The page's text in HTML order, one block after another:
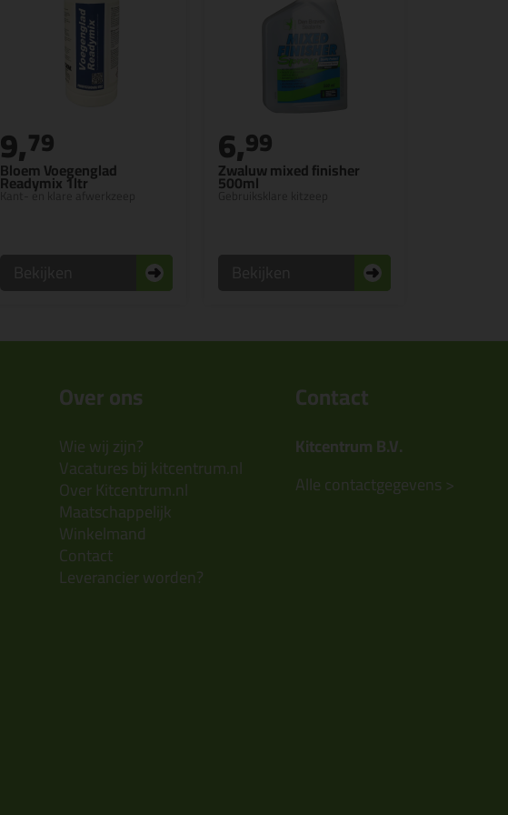
Bloem Voegenglad
Readymix 1ltr
Kant- en klare afwerkzeep
9,79
Zwaluw mixed finisher
500ml
Gebruiksklare kitzeep
6,99
Over ons
Wie wij zijn?
Vacatures bij kitcentrum.nl
Over Kitcentrum.nl
Maatschappelijk
Winkelmand
Contact
Leverancier worden?
Contact
Kitcentrum B.V.
Alle contactgegevens >